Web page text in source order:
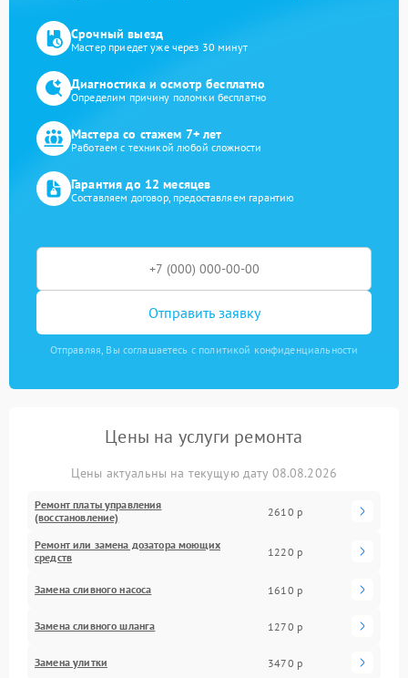
Срочный выезд
Мастер приедет уже через 30 минут
Диагностика и осмотр бесплатно
Определим причину поломки бесплатно
Мастера со стажем 7+ лет
Работаем с техникой любой сложности
Гарантия до 12 месяцев
Составляем договор, предоставляем гарантию
Отправить заявку
Отправляя, Вы соглашаетесь с политикой конфиденциальности
Цены на услуги ремонта
Цены актуальны на текущую дату 08.08.2026
Ремонт платы управления
(восстановление)
2610 р
Ремонт или замена дозатора моющих
средств
1220 р
Замена сливного насоса 1610 р
Замена сливного шланга 1270 р
Замена улитки 3470 р